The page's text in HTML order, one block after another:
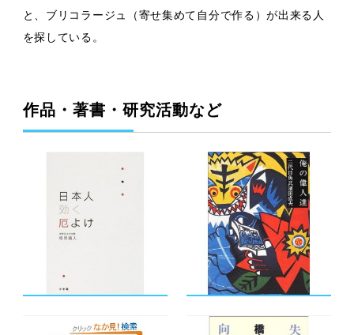
と、ブリコラージュ（寄せ集めて自分で作る）が出来る人
を探している。
作品・著書・研究活動など